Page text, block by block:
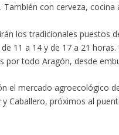
con cerveza,
los tradicionales puestos
11 a 14 y de 17 a 21
por todo Aragón, desde
el mercado agroecológico
Caballero, próximos al